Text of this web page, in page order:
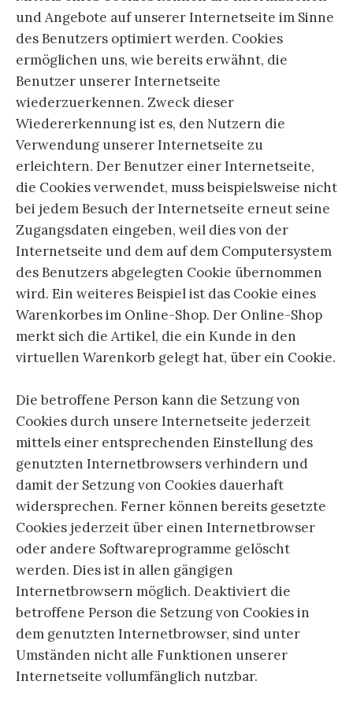
und Angebote auf unserer Internetseite im Sinne
des Benutzers optimiert werden. Cookies
ermöglichen uns, wie bereits erwähnt, die
Benutzer unserer Internetseite
wiederzuerkennen. Zweck dieser
Wiedererkennung ist es, den Nutzern die
Verwendung unserer Internetseite zu
erleichtern. Der Benutzer einer Internetseite,
die Cookies verwendet, muss beispielsweise nicht
bei jedem Besuch der Internetseite erneut seine
Zugangsdaten eingeben, weil dies von der
Internetseite und dem auf dem Computersystem
des Benutzers abgelegten Cookie übernommen
wird. Ein weiteres Beispiel ist das Cookie eines
Warenkorbes im Online-Shop. Der Online-Shop
merkt sich die Artikel, die ein Kunde in den
virtuellen Warenkorb gelegt hat, über ein Cookie.
Die betroffene Person kann die Setzung von
Cookies durch unsere Internetseite jederzeit
mittels einer entsprechenden Einstellung des
genutzten Internetbrowsers verhindern und
damit der Setzung von Cookies dauerhaft
widersprechen. Ferner können bereits gesetzte
Cookies jederzeit über einen Internetbrowser
oder andere Softwareprogramme gelöscht
werden. Dies ist in allen gängigen
Internetbrowsern möglich. Deaktiviert die
betroffene Person die Setzung von Cookies in
dem genutzten Internetbrowser, sind unter
Umständen nicht alle Funktionen unserer
Internetseite vollumfänglich nutzbar.